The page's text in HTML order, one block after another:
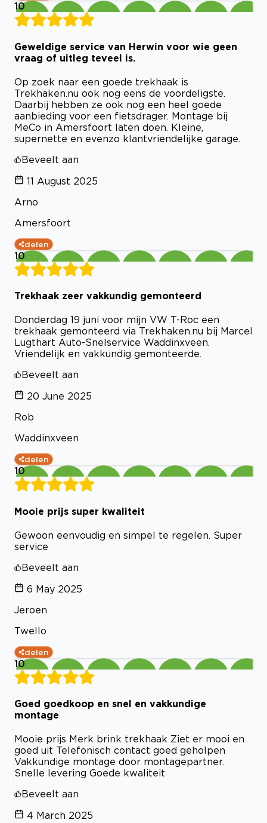
10
Geweldige service van Herwin voor wie geen
vraag of uitleg teveel is.
Op zoek naar een goede trekhaak is
Trekhaken.nu ook nog eens de voordeligste.
Daarbij hebben ze ook nog een heel goede
aanbieding voor een fietsdrager. Montage bij
MeCo in Amersfoort laten doen. Kleine,
supernette en evenzo klantvriendelijke garage.
Beveelt aan
11 August 2025
Arno
Amersfoort
delen
10
Trekhaak zeer vakkundig gemonteerd
Donderdag 19 juni voor mijn VW T-Roc een
trekhaak gemonteerd via Trekhaken.nu bij Marcel
Lugthart Auto-Snelservice Waddinxveen.
Vriendelijk en vakkundig gemonteerde.
Beveelt aan
20 June 2025
Rob
Waddinxveen
delen
10
Mooie prijs super kwaliteit
Gewoon eenvoudig en simpel te regelen. Super
service
Beveelt aan
6 May 2025
Jeroen
Twello
delen
10
Goed goedkoop en snel en vakkundige
montage
Mooie prijs Merk brink trekhaak Ziet er mooi en
goed uit Telefonisch contact goed geholpen
Vakkundige montage door montagepartner.
Snelle levering Goede kwaliteit
Beveelt aan
4 March 2025